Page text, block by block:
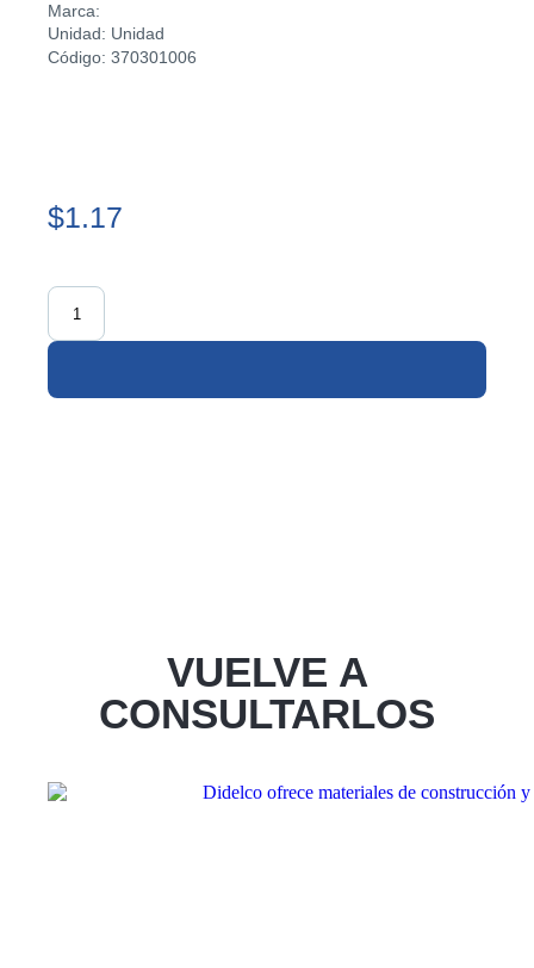
Marca:
Unidad: Unidad
Código: 370301006
$1.17
VUELVE A
CONSULTARLOS